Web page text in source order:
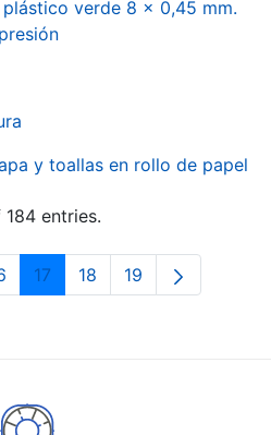
verde 8 x 0,45 mm.
y toallas en rollo de papel
entries.
Pages Use TAB to
Page
17 Page
18 Page
19